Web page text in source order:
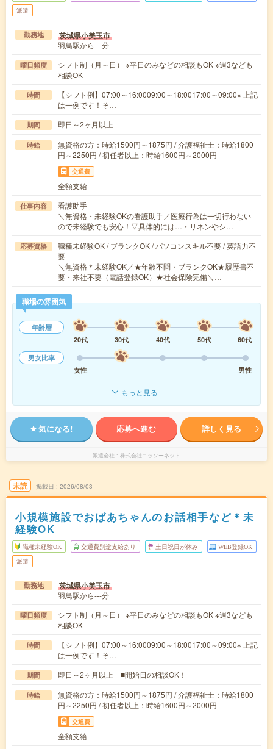
派遣
勤務地 茨城県小美玉市
羽鳥駅から---分
曜日頻度
シフト制（月～日） ※平日のみなどの相談もOK ※週3なども
相談OK
時間
【シフト例】07:00～16:0009:00～18:0017:00～09:00※ 上記
は一例です！そ…
期間 即日～2ヶ月以上
時給
無資格の方：時給1500円～1875円 / 介護福祉士：時給1800
円～2250円 / 初任者以上：時給1600円～2000円
交通費
全額支給
仕事内容
看護助手
＼無資格・未経験OKの看護助手／医療行為は一切行わない
ので未経験でも安心！▽具体的には…・リネンやシ…
応募資格
職種未経験OK / ブランクOK / パソコンスキル不要 / 英語力不
要
＼無資格＊未経験OK／★年齢不問・ブランクOK★履歴書不
要・来社不要（電話登録OK）★社会保険完備＼…
職場の雰囲気
年齢層
20代
30代 40代 50代
60代
男女比率
女性
男性
もっと見る
気になる! 応募へ進む 詳しく見る
派遣会社 株式会社ニッソーネット
未読 掲載日 2026/08/03
小規模施設でおばあちゃんのお話相手など＊未
経験OK
職種未経験OK 交通費別途支給あり 土日祝日が休み WEB登録OK
派遣
勤務地 茨城県小美玉市
羽鳥駅から---分
曜日頻度
シフト制（月～日） ※平日のみなどの相談もOK ※週3なども
相談OK
時間
【シフト例】07:00～16:0009:00～18:0017:00～09:00※ 上記
は一例です！そ…
期間 即日～2ヶ月以上 ■開始日の相談OK！
時給
無資格の方：時給1500円～1875円 / 介護福祉士：時給1800
円～2250円 / 初任者以上：時給1600円～2000円
交通費
全額支給